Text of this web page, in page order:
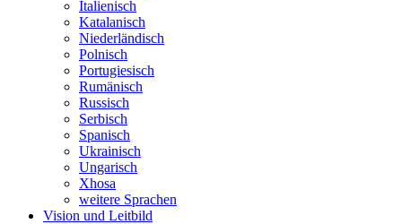
Italienisch
Katalanisch
Niederländisch
Polnisch
Portugiesisch
Rumänisch
Russisch
Serbisch
Spanisch
Ukrainisch
Ungarisch
Xhosa
weitere Sprachen
Vision und Leitbild